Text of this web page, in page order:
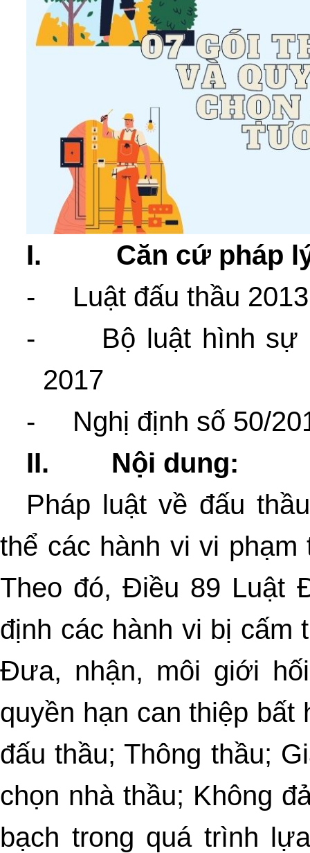
I. Căn cứ pháp
- Luật đấu thầu 2013
-
Bộ luật hình sự
2017
- Nghị định số 50/
II.
Nội dung:
Pháp luật về đấu
thể các hành vi vi
Theo đó, Điều 89 Luật
định các hành vi bị cấm
Đưa, nhận, môi giới
quyền hạn can thiệp bất
đấu thầu; Thông thầu;
chọn nhà thầu; Không
bạch trong quá trình